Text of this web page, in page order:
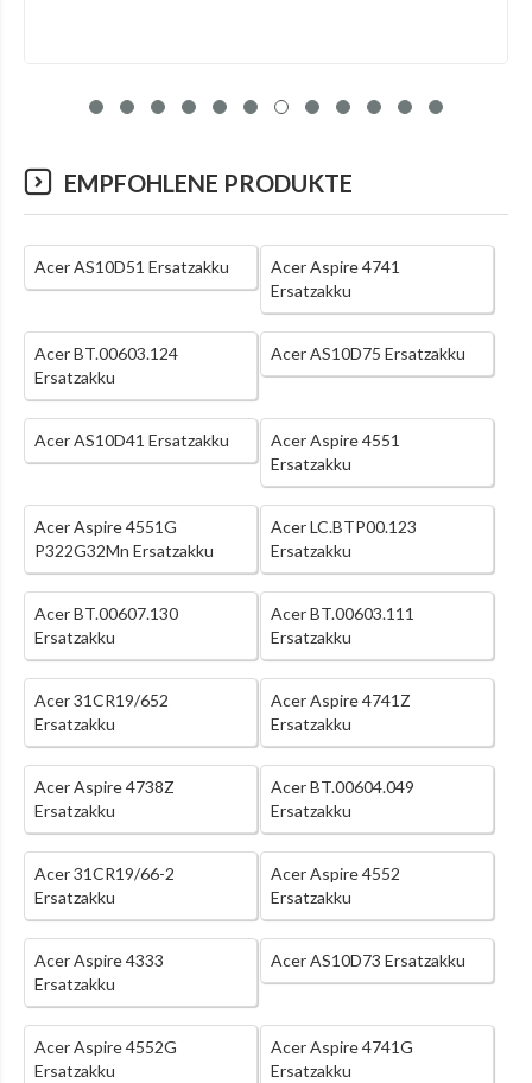
EMPFOHLENE PRODUKTE
Acer AS10D51 Ersatzakku
Acer Aspire 4741
Ersatzakku
Acer BT.00603.124
Ersatzakku
Acer AS10D75 Ersatzakku
Acer AS10D41 Ersatzakku
Acer Aspire 4551
Ersatzakku
Acer Aspire 4551G
P322G32Mn Ersatzakku
Acer LC.BTP00.123
Ersatzakku
Acer BT.00607.130
Ersatzakku
Acer BT.00603.111
Ersatzakku
Acer 31CR19/652
Ersatzakku
Acer Aspire 4741Z
Ersatzakku
Acer Aspire 4738Z
Ersatzakku
Acer BT.00604.049
Ersatzakku
Acer 31CR19/66-2
Ersatzakku
Acer Aspire 4552
Ersatzakku
Acer Aspire 4333
Ersatzakku
Acer AS10D73 Ersatzakku
Acer Aspire 4552G
Ersatzakku
Acer Aspire 4741G
Ersatzakku